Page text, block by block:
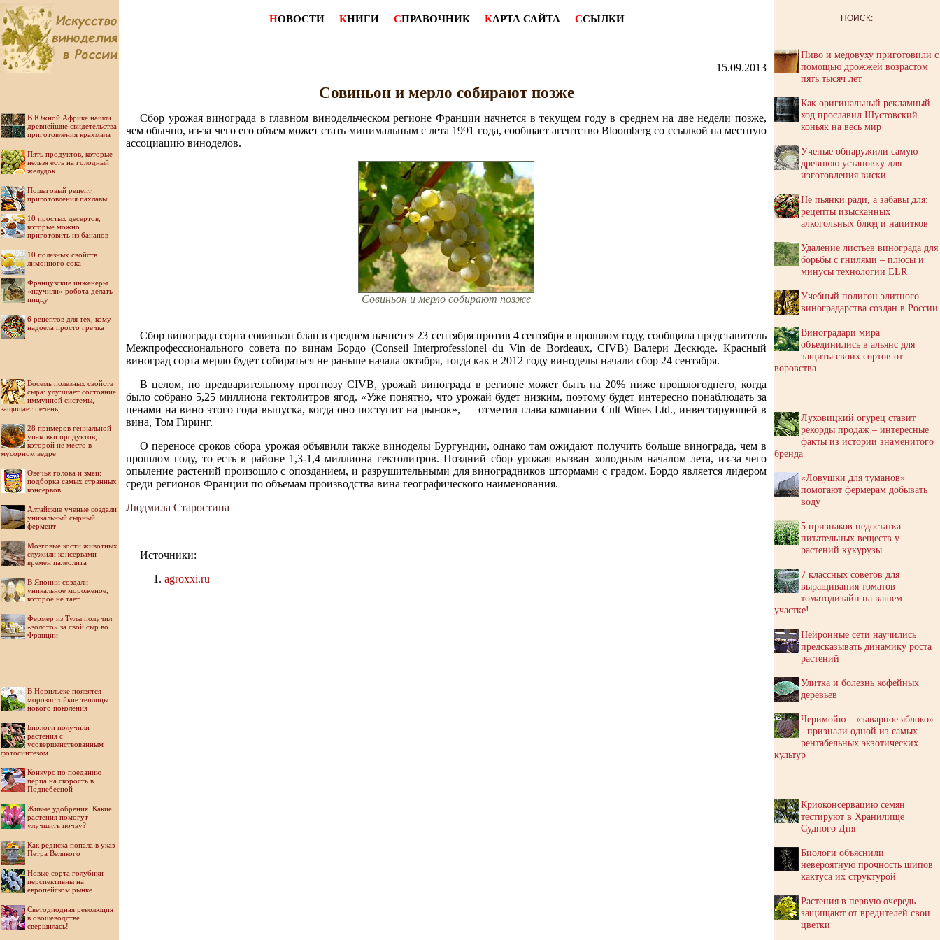
В Южной Африке нашли
древнейшие свидетельства
приготовления крахмала
Пять продуктов, которые
нельзя есть на голодный
желудок
Пошаговый рецепт
приготовления пахлавы
10 простых десертов,
которые можно
приготовить из бананов
10 полезных свойств
лимонного сока
Французские инженеры
«научили» робота делать
пиццу
6 рецептов для тех, кому
надоела просто гречка
Восемь полезных свойств
сыра: улучшает состояние
иммунной системы,
защищает печень,..
28 примеров гениальной
упаковки продуктов,
которой не место в
мусорном ведре
Овечья голова и змеи:
подборка самых странных
консервов
Алтайские ученые создали
уникальный сырный
фермент
Мозговые кости животных
служили консервами
времен палеолита
В Японии создали
уникальное мороженое,
которое не тает
Фермер из Тулы получил
«золото» за свой сыр во
Франции
В Норильске появятся
морозостойкие теплицы
нового поколения
Биологи получили
растения с
усовершенствованным
фотосинтезом
Конкурс по поеданию
перца на скорость в
Поднебесной
Живые удобрения. Какие
растения помогут
улучшить почву?
Как редиска попала в указ
Петра Великого
Новые сорта голубики
перспективны на
европейском рынке
Светодиодная революция
в овощеводстве
свершилась!
НОВОСТИ КНИГИ СПРАВОЧНИК КАРТА САЙТА ССЫЛКИ
15.09.2013
Совиньон и мерло собирают позже
Сбор урожая винограда в главном винодельческом регионе Франции начнется в текущем году в среднем на две недели позже,
чем обычно, из-за чего его объем может стать минимальным с лета 1991 года, сообщает агентство Bloomberg со ссылкой на местную
ассоциацию виноделов.
Совиньон и мерло собирают позже
Сбор винограда сорта совиньон блан в среднем начнется 23 сентября против 4 сентября в прошлом году, сообщила представитель
Межпрофессионального совета по винам Бордо (Conseil Interprofessionel du Vin de Bordeaux, CIVB) Валери Дескюде. Красный
виноград сорта мерло будет собираться не раньше начала октября, тогда как в 2012 году виноделы начали сбор 24 сентября.
В целом, по предварительному прогнозу CIVB, урожай винограда в регионе может быть на 20% ниже прошлогоднего, когда
было собрано 5,25 миллиона гектолитров ягод. «Уже понятно, что урожай будет низким, поэтому будет интересно понаблюдать за
ценами на вино этого года выпуска, когда оно поступит на рынок», — отметил глава компании Cult Wines Ltd., инвестирующей в
вина, Том Гиринг.
О переносе сроков сбора урожая объявили также виноделы Бургундии, однако там ожидают получить больше винограда, чем в
прошлом году, то есть в районе 1,3-1,4 миллиона гектолитров. Поздний сбор урожая вызван холодным началом лета, из-за чего
опыление растений произошло с опозданием, и разрушительными для виноградников штормами с градом. Бордо является лидером
среди регионов Франции по объемам производства вина географического наименования.
Людмила Старостина
Источники:
agroxxi.ru
ПОИСК:
Пиво и медовуху приготовили с
помощью дрожжей возрастом
пять тысяч лет
Как оригинальный рекламный
ход прославил Шустовский
коньяк на весь мир
Ученые обнаружили самую
древнюю установку для
изготовления виски
Не пьянки ради, а забавы для:
рецепты изысканных
алкогольных блюд и напитков
Удаление листьев винограда для
борьбы с гнилями – плюсы и
минусы технологии ELR
Учебный полигон элитного
виноградарства создан в России
Виноградари мира
объединились в альянс для
защиты своих сортов от
воровства
Луховицкий огурец ставит
рекорды продаж – интересные
факты из истории знаменитого
бренда
«Ловушки для туманов»
помогают фермерам добывать
воду
5 признаков недостатка
питательных веществ у
растений кукурузы
7 классных советов для
выращивания томатов –
томатодизайн на вашем
участке!
Нейронные сети научились
предсказывать динамику роста
растений
Улитка и болезнь кофейных
деревьев
Черимойю – «заварное яблоко»
- признали одной из самых
рентабельных экзотических
культур
Криоконсервацию семян
тестируют в Хранилище
Судного Дня
Биологи объяснили
невероятную прочность шипов
кактуса их структурой
Растения в первую очередь
защищают от вредителей свои
цветки